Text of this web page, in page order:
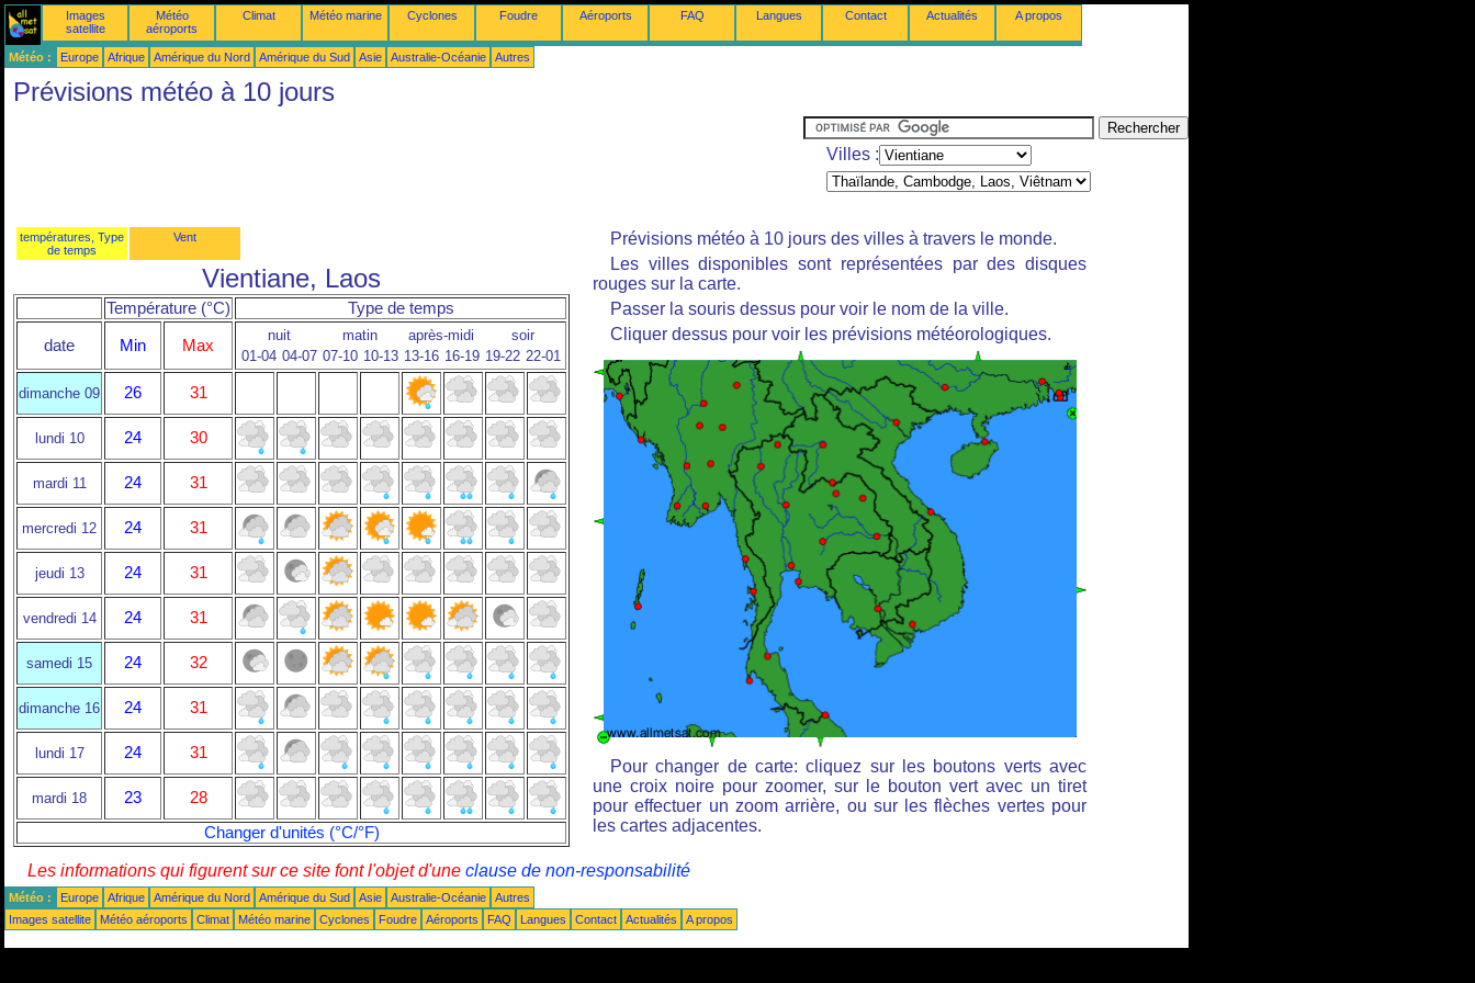
Images
satellite
Météo
aéroports
Climat Météo marine Cyclones Foudre Aéroports FAQ Langues Contact Actualités A propos
Météo : Europe Afrique Amérique du Nord Amérique du Sud Asie Australie-Océanie Autres
Prévisions météo à 10 jours
Villes :
températures, Type
de temps
Vent
Vientiane, Laos
Température (°C) Type de temps
date Min Max
nuit matin après-midi
soir
01-04 04-07 07-10 10-13 13-16 16-19 19-22 22-01
dimanche 09 26 31
lundi 10 24 30
mardi 11 24 31
mercredi 12 24 31
jeudi 13 24 31
vendredi 14 24 31
samedi 15 24 32
dimanche 16 24 31
lundi 17 24 31
mardi 18 23
28
Changer d'unités (°C/°F)
Prévisions météo à 10 jours des villes à travers le monde.
Les villes disponibles sont représentées par des disques
rouges sur la carte.
Passer la souris dessus pour voir le nom de la ville.
Cliquer dessus pour voir les prévisions météorologiques.
Pour changer de carte: cliquez sur les boutons verts avec
une croix noire pour zoomer, sur le bouton vert avec un tiret
pour effectuer un zoom arrière, ou sur les flèches vertes pour
les cartes adjacentes.
Les informations qui figurent sur ce site font l'objet d'une clause de non-responsabilité
Météo : Europe Afrique Amérique du Nord Amérique du Sud Asie Australie-Océanie
Autres
Images satellite
Météo aéroports Climat Météo marine Cyclones Foudre Aéroports FAQ Langues Contact Actualités A propos